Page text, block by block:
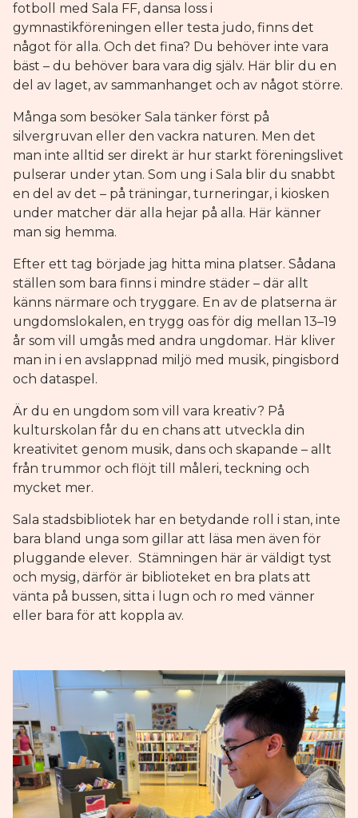
fotboll med Sala FF, dansa loss i
gymnastikföreningen eller testa judo, finns det
något för alla. Och det fina? Du behöver inte vara
bäst – du behöver bara vara dig själv. Här blir du en
del av laget, av sammanhanget och av något större.
Många som besöker Sala tänker först på
silvergruvan eller den vackra naturen. Men det
man inte alltid ser direkt är hur starkt föreningslivet
pulserar under ytan. Som ung i Sala blir du snabbt
en del av det – på träningar, turneringar, i kiosken
under matcher där alla hejar på alla. Här känner
man sig hemma.
Efter ett tag började jag hitta mina platser. Sådana
ställen som bara finns i mindre städer – där allt
känns närmare och tryggare. En av de platserna är
ungdomslokalen, en trygg oas för dig mellan 13–19
år som vill umgås med andra ungdomar. Här kliver
man in i en avslappnad miljö med musik, pingisbord
och dataspel.
Är du en ungdom som vill vara kreativ? På
kulturskolan får du en chans att utveckla din
kreativitet genom musik, dans och skapande – allt
från trummor och flöjt till måleri, teckning och
mycket mer.
Sala stadsbibliotek har en betydande roll i stan, inte
bara bland unga som gillar att läsa men även för
pluggande elever. Stämningen här är väldigt tyst
och mysig, därför är biblioteket en bra plats att
vänta på bussen, sitta i lugn och ro med vänner
eller bara för att koppla av.